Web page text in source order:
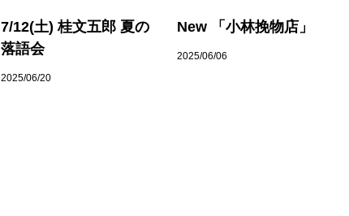
7/12(土) 桂文五郎 夏の
落語会
2025/06/20
New 「小林挽物店」
2025/06/06